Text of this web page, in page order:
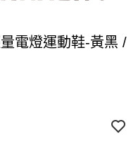
電燈運動鞋-黃黑 /